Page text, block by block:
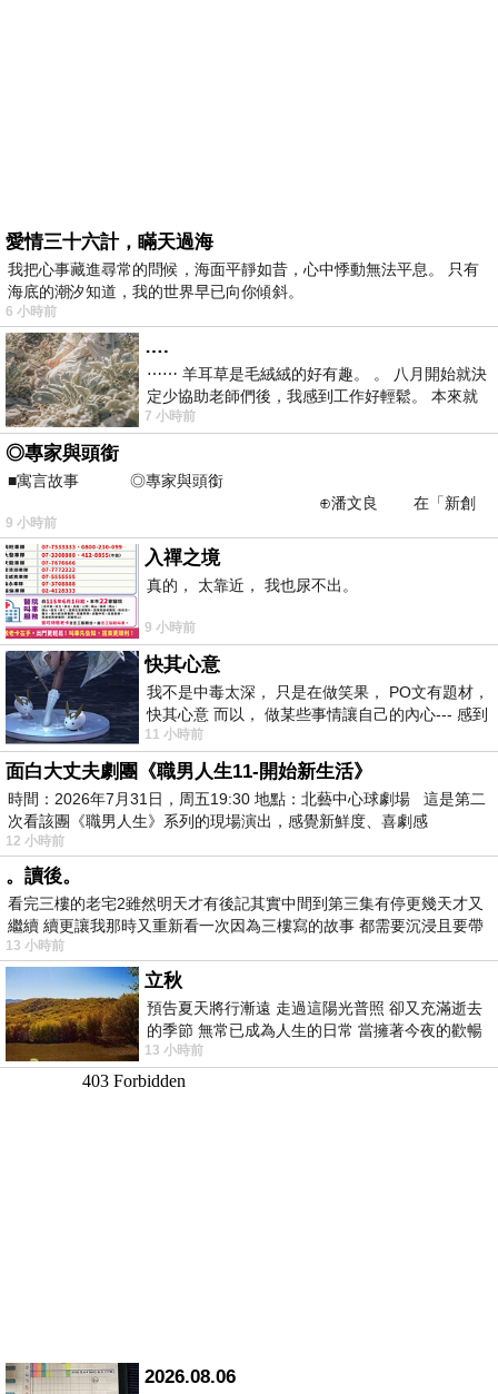
愛情三十六計，瞞天過海
我把心事藏進尋常的問候，海面平靜如昔，心中悸動無法平息。 只有
海底的潮汐知道，我的世界早已向你傾斜。
6 小時前
….
⋯⋯ 羊耳草是毛絨絨的好有趣。 。 八月開始就決
定少協助老師們後，我感到工作好輕鬆。 本來就
不是我的工作啊。 真
7 小時前
◎專家與頭銜
■寓言故事 ◎專家與頭銜
⊕潘文良 在「新創
之谷」裡——
9 小時前
入禪之境
真的， 太靠近， 我也尿不出。
9 小時前
快其心意
我不是中毒太深， 只是在做笑果， PO文有題材，
快其心意 而以， 做某些事情讓自己的內心--- 感到
愉快。
11 小時前
面白大丈夫劇團《職男人生11-開始新生活》
時間：2026年7月31日，周五19:30 地點：北藝中心球劇場 這是第二
次看該團《職男人生》系列的現場演出，感覺新鮮度、喜劇感
12 小時前
。讀後。
看完三樓的老宅2雖然明天才有後記其實中間到第三集有停更幾天才又
繼續 續更讓我那時又重新看一次因為三樓寫的故事 都需要沉浸且要帶
有
13 小時前
立秋
預告夏天將行漸遠 走過這陽光普照 卻又充滿逝去
的季節 無常已成為人生的日常 當擁著今夜的歡暢
舒心 轉眼驟成昨日 而明晨 太陽
13 小時前
2026.08.06